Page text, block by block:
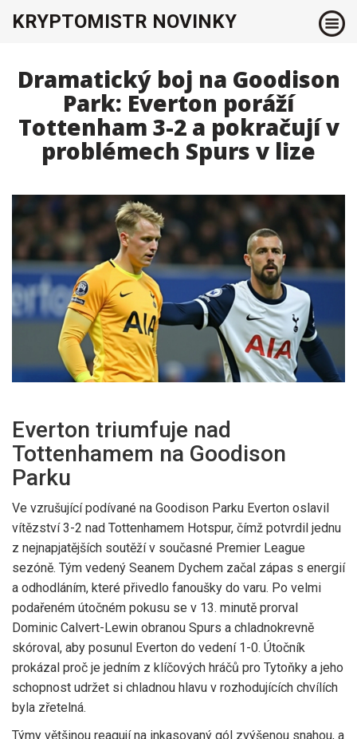
KRYPTOMISTR NOVINKY
Dramatický boj na Goodison
Park: Everton poráží
Tottenham 3-2 a pokračují v
problémech Spurs v lize
Everton triumfuje nad
Tottenhamem na Goodison
Parku
Ve vzrušující podívané na Goodison Parku Everton oslavil
vítězství 3-2 nad Tottenhamem Hotspur, čímž potvrdil jednu
z nejnapjatějších soutěží v současné Premier League
sezóně. Tým vedený Seanem Dychem začal zápas s energií
a odhodláním, které přivedlo fanoušky do varu. Po velmi
podařeném útočném pokusu se v 13. minutě prorval
Dominic Calvert-Lewin obranou Spurs a chladnokrevně
skóroval, aby posunul Everton do vedení 1-0. Útočník
prokázal proč je jedním z klíčových hráčů pro Tytoňky a jeho
schopnost udržet si chladnou hlavu v rozhodujících chvílích
byla zřetelná.
Týmy většinou reagují na inkasovaný gól zvýšenou snahou, a